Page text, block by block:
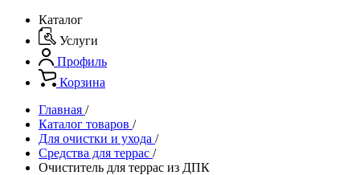
Каталог
Услуги
Профиль
Корзина
Главная /
Каталог товаров /
Для очистки и ухода /
Средства для террас /
Очиститель для террас из ДПК